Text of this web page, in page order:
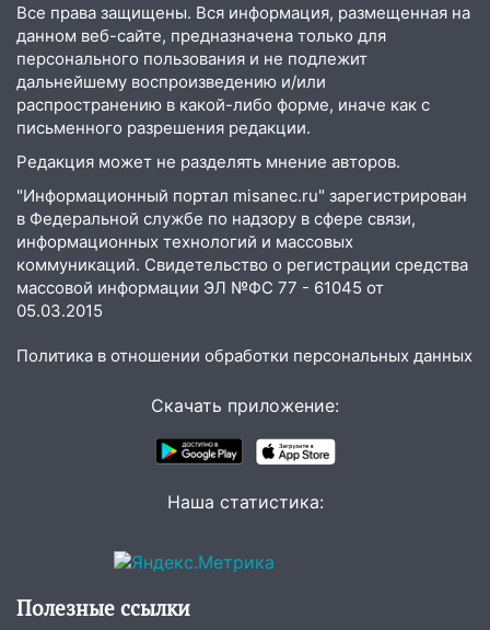
04:47 В Ульяновской области объявили
ракетную опасность: звучат сирены
07.08.2026
20:40 Ульяновские аграрии смогут
купить тракторы с отсрочкой платежа
до декабря
19:34 В следственном управлении
состоялось торжественное
мероприятие, приуроченное к
празднованию Дня сотрудника органов
следствия Российской Федерации
Ульяновцев приглашают
поддержать «Симбирскую чебурашку»
Ульяновская область стала
пилотным регионом проекта
области на 8 августа
областной больницы поступили шесть
Все права защищены. Вся информация, размещенная на
данном веб-сайте, предназначена только для
персонального пользования и не подлежит
дальнейшему воспроизведению и/или
распространению в какой-либо форме, иначе как с
письменного разрешения редакции.
Редакция может не разделять мнение авторов.
"Информационный портал misanec.ru" зарегистрирован
в Федеральной службе по надзору в сфере связи,
информационных технологий и массовых
коммуникаций. Свидетельство о регистрации средства
массовой информации ЭЛ №ФС 77 - 61045 от
05.03.2015
Политика в отношении обработки персональных данных
Скачать приложение:
Наша статистика:
Полезные ссылки